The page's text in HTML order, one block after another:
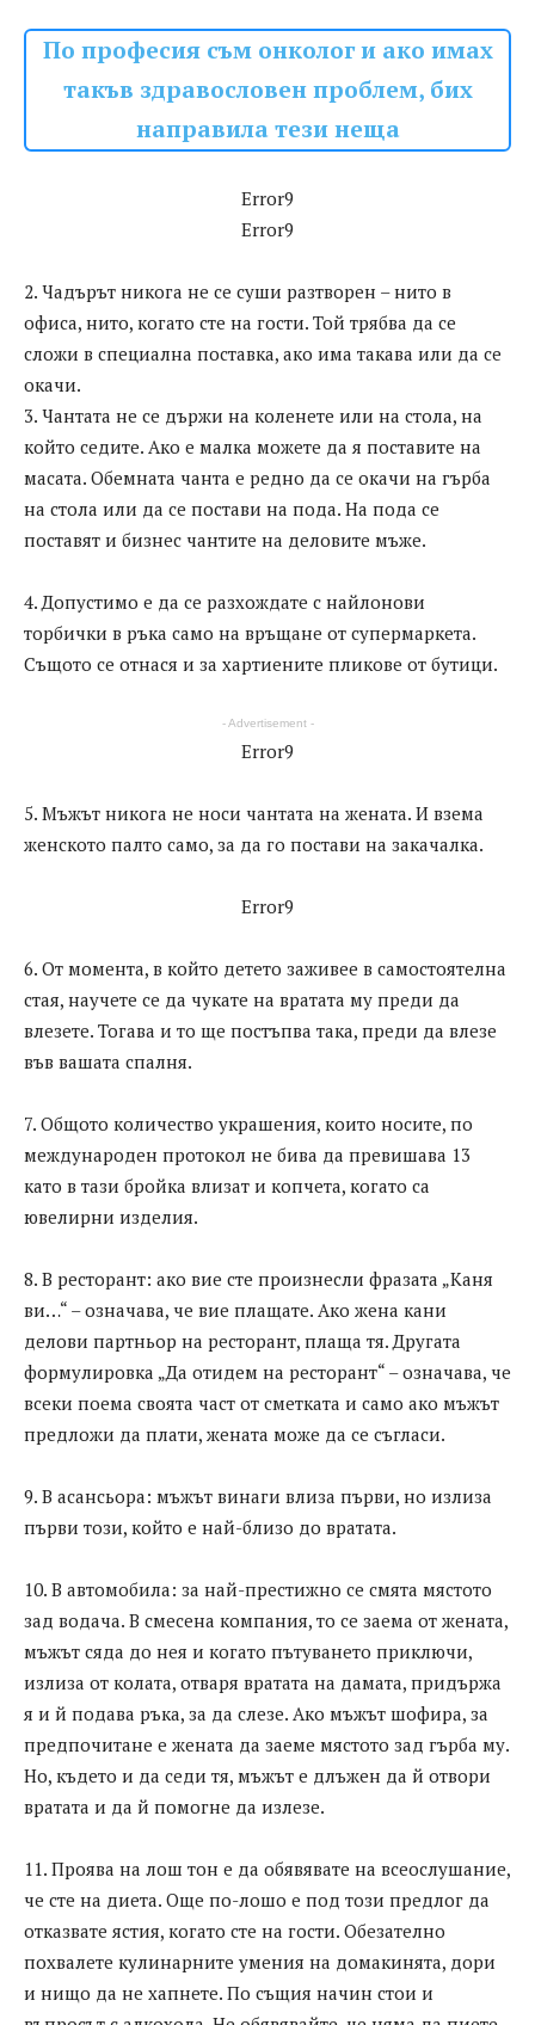
По професия съм онколог и ако имах
такъв здравословен проблем, бих
направила тези неща
Error9
Error9
2. Чадърът никога не се суши разтворен – нито в
офиса, нито, когато сте на гости. Той трябва да се
сложи в специална поставка, ако има такава или да се
окачи.
3. Чантата не се държи на коленете или на стола, на
който седите. Ако е малка можете да я поставите на
масата. Обемната чанта е редно да се окачи на гърба
на стола или да се постави на пода. На пода се
поставят и бизнес чантите на деловите мъже.
4. Допустимо е да се разхождате с найлонови
торбички в ръка само на връщане от супермаркета.
Същото се отнася и за хартиените пликове от бутици.
- Advertisement -
Error9
5. Мъжът никога не носи чантата на жената. И взема
женското палто само, за да го постави на закачалка.
Error9
6. От момента, в който детето заживее в самостоятелна
стая, научете се да чукате на вратата му преди да
влезете. Тогава и то ще постъпва така, преди да влезе
във вашата спалня.
7. Общото количество украшения, които носите, по
международен протокол не бива да превишава 13
като в тази бройка влизат и копчета, когато са
ювелирни изделия.
8. В ресторант: ако вие сте произнесли фразата „Каня
ви…“ – означава, че вие плащате. Ако жена кани
делови партньор на ресторант, плаща тя. Другата
формулировка „Да отидем на ресторант“ – означава, че
всеки поема своята част от сметката и само ако мъжът
предложи да плати, жената може да се съгласи.
9. В асансьора: мъжът винаги влиза първи, но излиза
първи този, който е най-близо до вратата.
10. В автомобила: за най-престижно се смята мястото
зад водача. В смесена компания, то се заема от жената,
мъжът сяда до нея и когато пътуването приключи,
излиза от колата, отваря вратата на дамата, придържа
я и й подава ръка, за да слезе. Ако мъжът шофира, за
предпочитане е жената да заеме мястото зад гърба му.
Но, където и да седи тя, мъжът е длъжен да й отвори
вратата и да й помогне да излезе.
11. Проява на лош тон е да обявявате на всеослушание,
че сте на диета. Още по-лошо е под този предлог да
отказвате ястия, когато сте на гости. Обезателно
похвалете кулинарните умения на домакинята, дори
и нищо да не хапнете. По същия начин стои и